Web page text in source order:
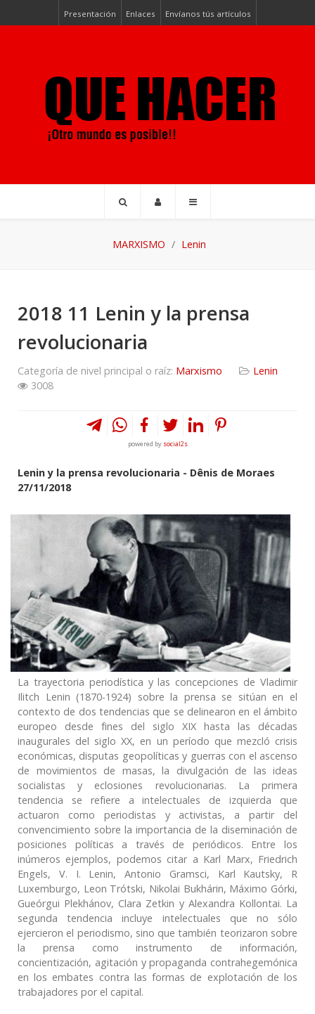
Presentación Enlaces Envíanos tús artículos
MARXISMO Lenin
2018 11 Lenin y la prensa
revolucionaria
Categoría de nivel principal o raíz: Marxismo
Lenin
3008
powered by social2s
Lenin y la prensa revolucionaria - Dênis de Moraes
27/11/2018
La trayectoria periodística y las concepciones de Vladimir
Ilitch Lenin (1870-1924) sobre la prensa se sitúan en el
contexto de dos tendencias que se delinearon en el ámbito
europeo desde fines del siglo XIX hasta las décadas
inaugurales del siglo XX, en un período que mezcló crisis
económicas, disputas geopolíticas y guerras con el ascenso
de movimientos de masas, la divulgación de las ideas
socialistas y eclosiones revolucionarias. La primera
tendencia se refiere a intelectuales de izquierda que
actuaron como periodistas y activistas, a partir del
convencimiento sobre la importancia de la diseminación de
posiciones políticas a través de periódicos. Entre los
inúmeros ejemplos, podemos citar a Karl Marx, Friedrich
Engels, V. I. Lenin, Antonio Gramsci, Karl Kautsky, R
Luxemburgo, Leon Trótski, Nikolai Bukhárin, Máximo Górki,
Gueórgui Plekhánov, Clara Zetkin y Alexandra Kollontai. La
segunda tendencia incluye intelectuales que no sólo
ejercieron el periodismo, sino que también teorizaron sobre
la prensa como instrumento de información,
concientización, agitación y propaganda contrahegemónica
en los embates contra las formas de explotación de los
trabajadores por el capital.